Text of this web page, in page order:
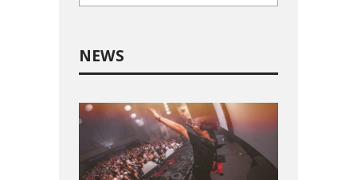
NEWS